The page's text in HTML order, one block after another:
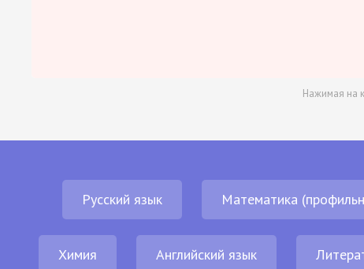
Нажимая на
Русский язык Математика
Химия Английский язык